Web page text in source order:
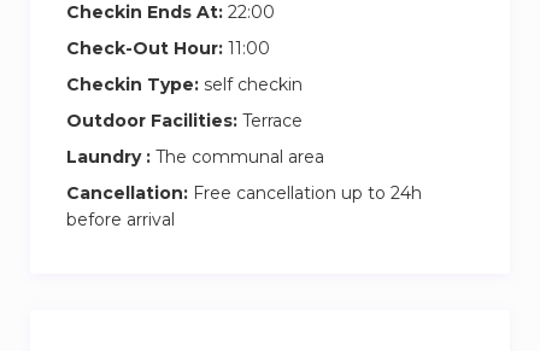
2 nuits navette offerte A/R.
3 nuits navette offerte 2, A/R.
Transfert (arrivéedepart) vers l’aéroport Roissy
CDG/Orly
Checkin Ends At: 22:00
Check-Out Hour: 11:00
Checkin Type: self checkin
Outdoor Facilities: Terrace
Laundry : The communal area
Cancellation: Free cancellation up to 24h
before arrival